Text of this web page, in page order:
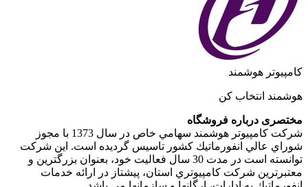
کامپیوتر هوشمند
هوشمند انتخاب کن
مختصری درباره فروشگاه
شركت كامپيوتر هوشمند سهامي خاص در سال 1373 با مجوز
شوراي عالي انفورماتيك كشور تاسيس گرديده است. اين شركت
توانسته است در مدت 30 سال فعاليت خود، بعنوان بزرگترين و
معتبرترين شركت كامپيوتري استان، پيشتاز در ارائه خدمات